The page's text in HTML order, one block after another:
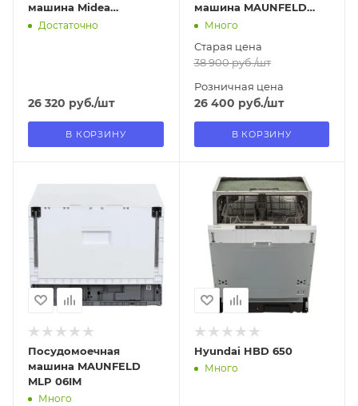
машина Midea
MID45S050
Достаточно
26 320 руб./шт
В КОРЗИНУ
машина MAUNFELD
MLP4249G02
Много
Старая цена
38 900руб./шт
Розничная цена
26 400 руб./шт
В КОРЗИНУ
Отправим
11.08.2026
В наличии в пункте
самовывоза
Нет
Посудомоечная
машина MAUNFELD
MLP 06IM
Много
Отправим
11.08.2026
В наличии в пункте
самовывоза
Нет
Hyundai HBD 650
Много